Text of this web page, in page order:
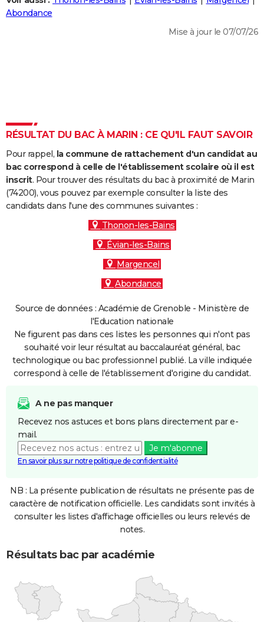
Destinations
City break
Voyage nature
Voyage de noces
Forum
Climat
+
PHOTO
Dictionnaire
Biographies
Citations
Expressions
Proverbes
PROGRAMME TV
COPAINS D'AVANT
S'inscrire
Se connecter
Lycées
Collèges
Primaires
Universités
Entreprises
Service militaire
Avis de recherche
AVIS DE DÉCÈS
FORUM
Abondance
Mise à jour le 07/07/26
RÉSULTAT DU BAC À MARIN : CE QU'IL FAUT SAVOIR
Pour rappel, la commune de rattachement d'un candidat au
bac correspond à celle de l'établissement scolaire où il est
inscrit. Pour trouver des résultats du bac à proximité de Marin
(74200), vous pouvez par exemple consulter la liste des
candidats dans l'une des communes suivantes :
Thonon-les-Bains
Évian-les-Bains
Margencel
Abondance
Source de données : Académie de Grenoble - Ministère de
l'Education nationale
Ne figurent pas dans ces listes les personnes qui n'ont pas
souhaité voir leur résultat au baccalauréat général, bac
technologique ou bac professionnel publié. La ville indiquée
correspond à celle de l'établissement d'origine du candidat.
A ne pas manquer
Recevez nos astuces et bons plans directement par e-
mail.
Je m'abonne
En savoir plus sur notre politique de confidentialité
NB : La présente publication de résultats ne présente pas de
caractère de notification officielle. Les candidats sont invités à
consulter les listes d'affichage officielles ou leurs relevés de
notes.
Résultats bac par académie